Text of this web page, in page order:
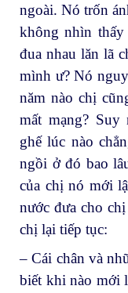
ngoài. Nó trốn
không nhìn thấy
đua nhau lăn lã
mình ư? Nó
năm nào chị
mất mạng?
ghế lúc nào
ngồi ở đó bao
của chị nó mới
nước đưa cho
chị lại tiếp tục:
– Cái chân và
biết khi nào mới